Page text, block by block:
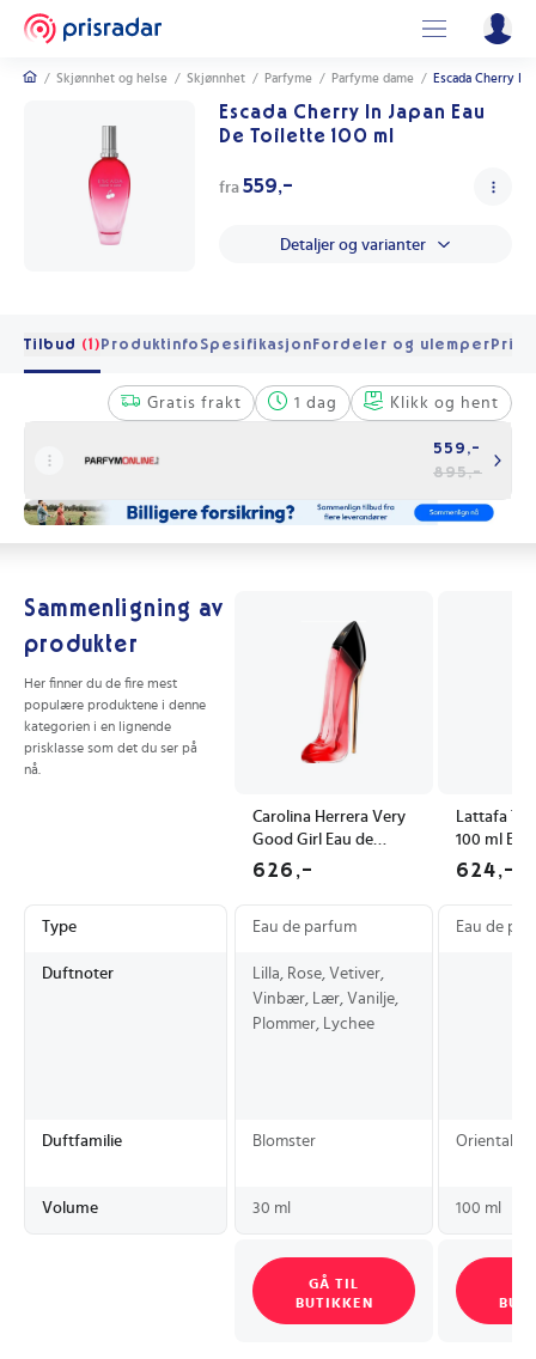
/ Skjønnhet og helse / Skjønnhet / Parfyme / Parfyme dame / Escada Cherry In
Escada Cherry In Japan Eau
De Toilette 100 ml
fra 559,-
Detaljer og varianter
Tilbud (1)Produktinfo SpesifikasjonFordeler og ulemperPris
Gratis frakt 1 dag Klikk og hent
559,-
895,-
Sammenligning av
produkter
Her finner du de fire mest
populære produktene i denne
kategorien i en lignende
prisklasse som det du ser på
nå.
Carolina Herrera Very
Good Girl Eau de
Parfum 30 ml med
blomsternoter
626,-
Lattafa
100 ml
Unisex -
624,-
Type Eau de parfum Eau de
Duftnoter
Lilla, Rose, Vetiver,
Vinbær, Lær, Vanilje,
Plommer, Lychee
Duftfamilie Blomster Orientalsk
Volume 30 ml 100 ml
GÅ TIL
BUTIKKEN